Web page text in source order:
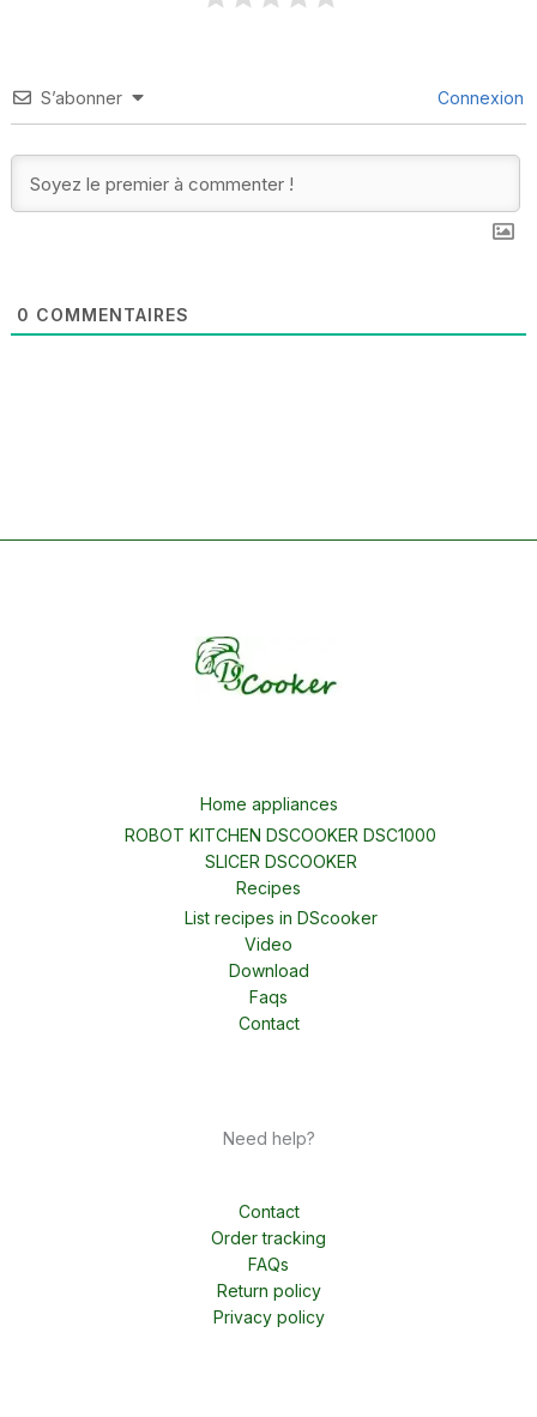
S’abonner Connexion
0 COMMENTAIRES
Home appliances
ROBOT KITCHEN DSCOOKER DSC1000
SLICER DSCOOKER
Recipes
List recipes in DScooker
Video
Download
Faqs
Contact
Need help?
Contact
Order tracking
FAQs
Return policy
Privacy policy